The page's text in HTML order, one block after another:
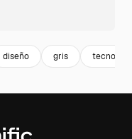
diseño gris